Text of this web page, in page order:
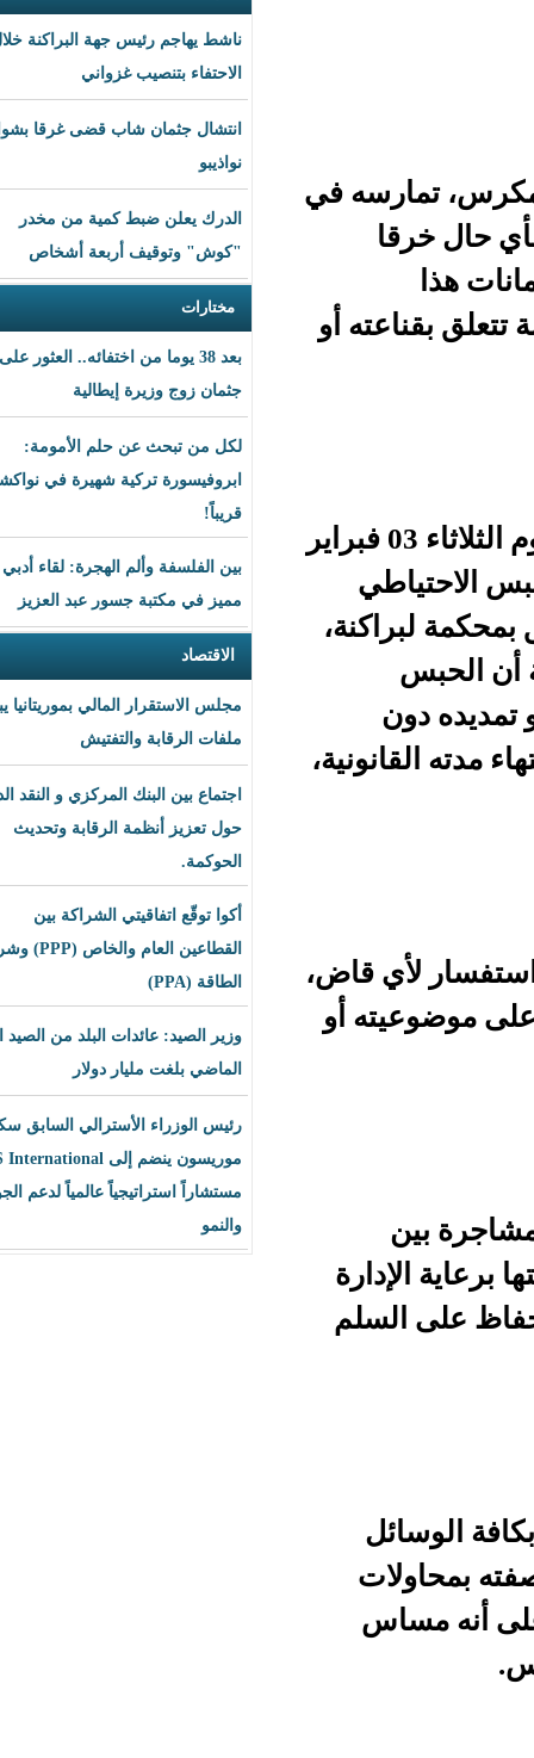
ناشط يهاجم رئيس جهة البراكنة خلال
الاحتفاء بتنصيب غزواني
انتشال جثمان شاب قضى غرقا بشواطئ
الدرك يعلن ضبط كمية من مخدر
"كوش" وتوقيف أربعة أشخاص
مختارات
بعد 38 يوما من اختفائه.. العثور على
جثمان زوج وزيرة إيطالية
لكل من تبحث عن حلم الأمومة:
ابروفيسورة تركية شهيرة في نواكشوط
بين الفلسفة وألم الهجرة: لقاء أدبي
مميز في مكتبة جسور عبد العزيز
مجلس الاستقرار المالي بموريتانيا يبحث
ملفات الرقابة والتفتيش
اجتماع بين البنك المركزي و النقد الدولي
حول تعزيز أنظمة الرقابة وتحديث
أكوا توقّع اتفاقيتي الشراكة بين
القطاعين العام والخاص (PPP) وشراء
الطاقة (PPA)
وزير الصيد: عائدات البلد من الصيد العام
الماضي بلغت مليار دولار
رئيس الوزراء الأسترالي السابق سكوت
موريسون ينضم إلى BLS International
مستشاراً استراتيجياً عالمياً لدعم الجودة
في
أو
وأوضحت المفتشية أن المهمة التفتيشية التي جرت يوم الثلاثاء 03 فبراير
قاض،
أو